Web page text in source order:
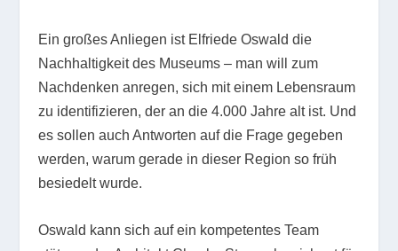
Ein großes Anliegen ist Elfriede Oswald die
Nachhaltigkeit des Museums – man will zum
Nachdenken anregen, sich mit einem Lebensraum
zu identifizieren, der an die 4.000 Jahre alt ist. Und
es sollen auch Antworten auf die Frage gegeben
werden, warum gerade in dieser Region so früh
besiedelt wurde.
Oswald kann sich auf ein kompetentes Team